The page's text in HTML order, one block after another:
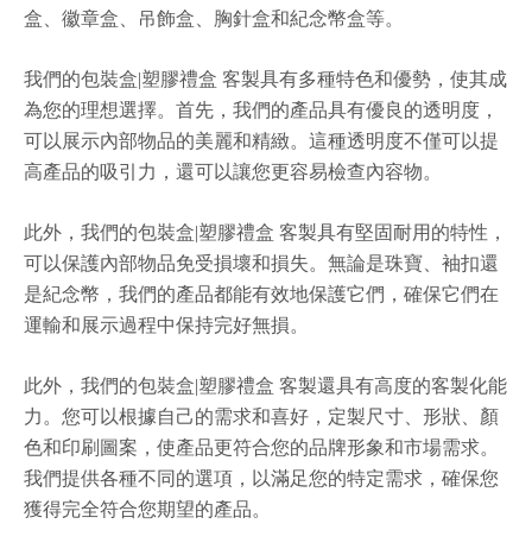
盒、徽章盒、吊飾盒、胸針盒和紀念幣盒等。
我們的包裝盒|塑膠禮盒 客製具有多種特色和優勢，使其成
為您的理想選擇。首先，我們的產品具有優良的透明度，
可以展示內部物品的美麗和精緻。這種透明度不僅可以提
高產品的吸引力，還可以讓您更容易檢查內容物。
此外，我們的包裝盒|塑膠禮盒 客製具有堅固耐用的特性，
可以保護內部物品免受損壞和損失。無論是珠寶、袖扣還
是紀念幣，我們的產品都能有效地保護它們，確保它們在
運輸和展示過程中保持完好無損。
此外，我們的包裝盒|塑膠禮盒 客製還具有高度的客製化能
力。您可以根據自己的需求和喜好，定製尺寸、形狀、顏
色和印刷圖案，使產品更符合您的品牌形象和市場需求。
我們提供各種不同的選項，以滿足您的特定需求，確保您
獲得完全符合您期望的產品。